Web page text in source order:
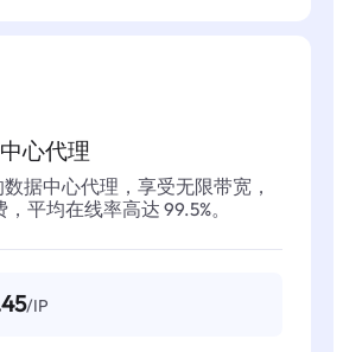
心代理
据中心代理，享受无限带宽，
，平均在线率高达 99.5%。
/IP